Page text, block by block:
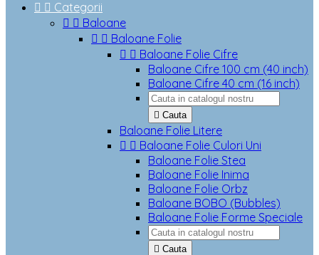
  Categorii
  Baloane
  Baloane Folie
  Baloane Folie Cifre
Baloane Cifre 100 cm (40 inch)
Baloane Cifre 40 cm (16 inch)
 Cauta
Baloane Folie Litere
  Baloane Folie Culori Uni
Baloane Folie Stea
Baloane Folie Inima
Baloane Folie Orbz
Baloane BOBO (Bubbles)
Baloane Folie Forme Speciale
 Cauta